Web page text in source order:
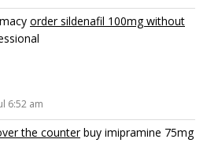
order sildenafil 100mg without
6:52 am
the counterbuy imipramine 75mg